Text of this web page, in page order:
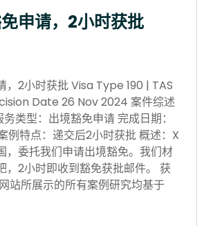
申请，2小时获批
，2小时获批 Visa Type 190 | TAS
Date 26 Nov 2024 案件综述
类型：出境豁免申请 完成日期：
例特点：递交后2小时获批 概述：X
，委托我们申请出境豁免。我们材
，2小时即收到豁免获批邮件。 获
站所展示的所有案例研究均基于